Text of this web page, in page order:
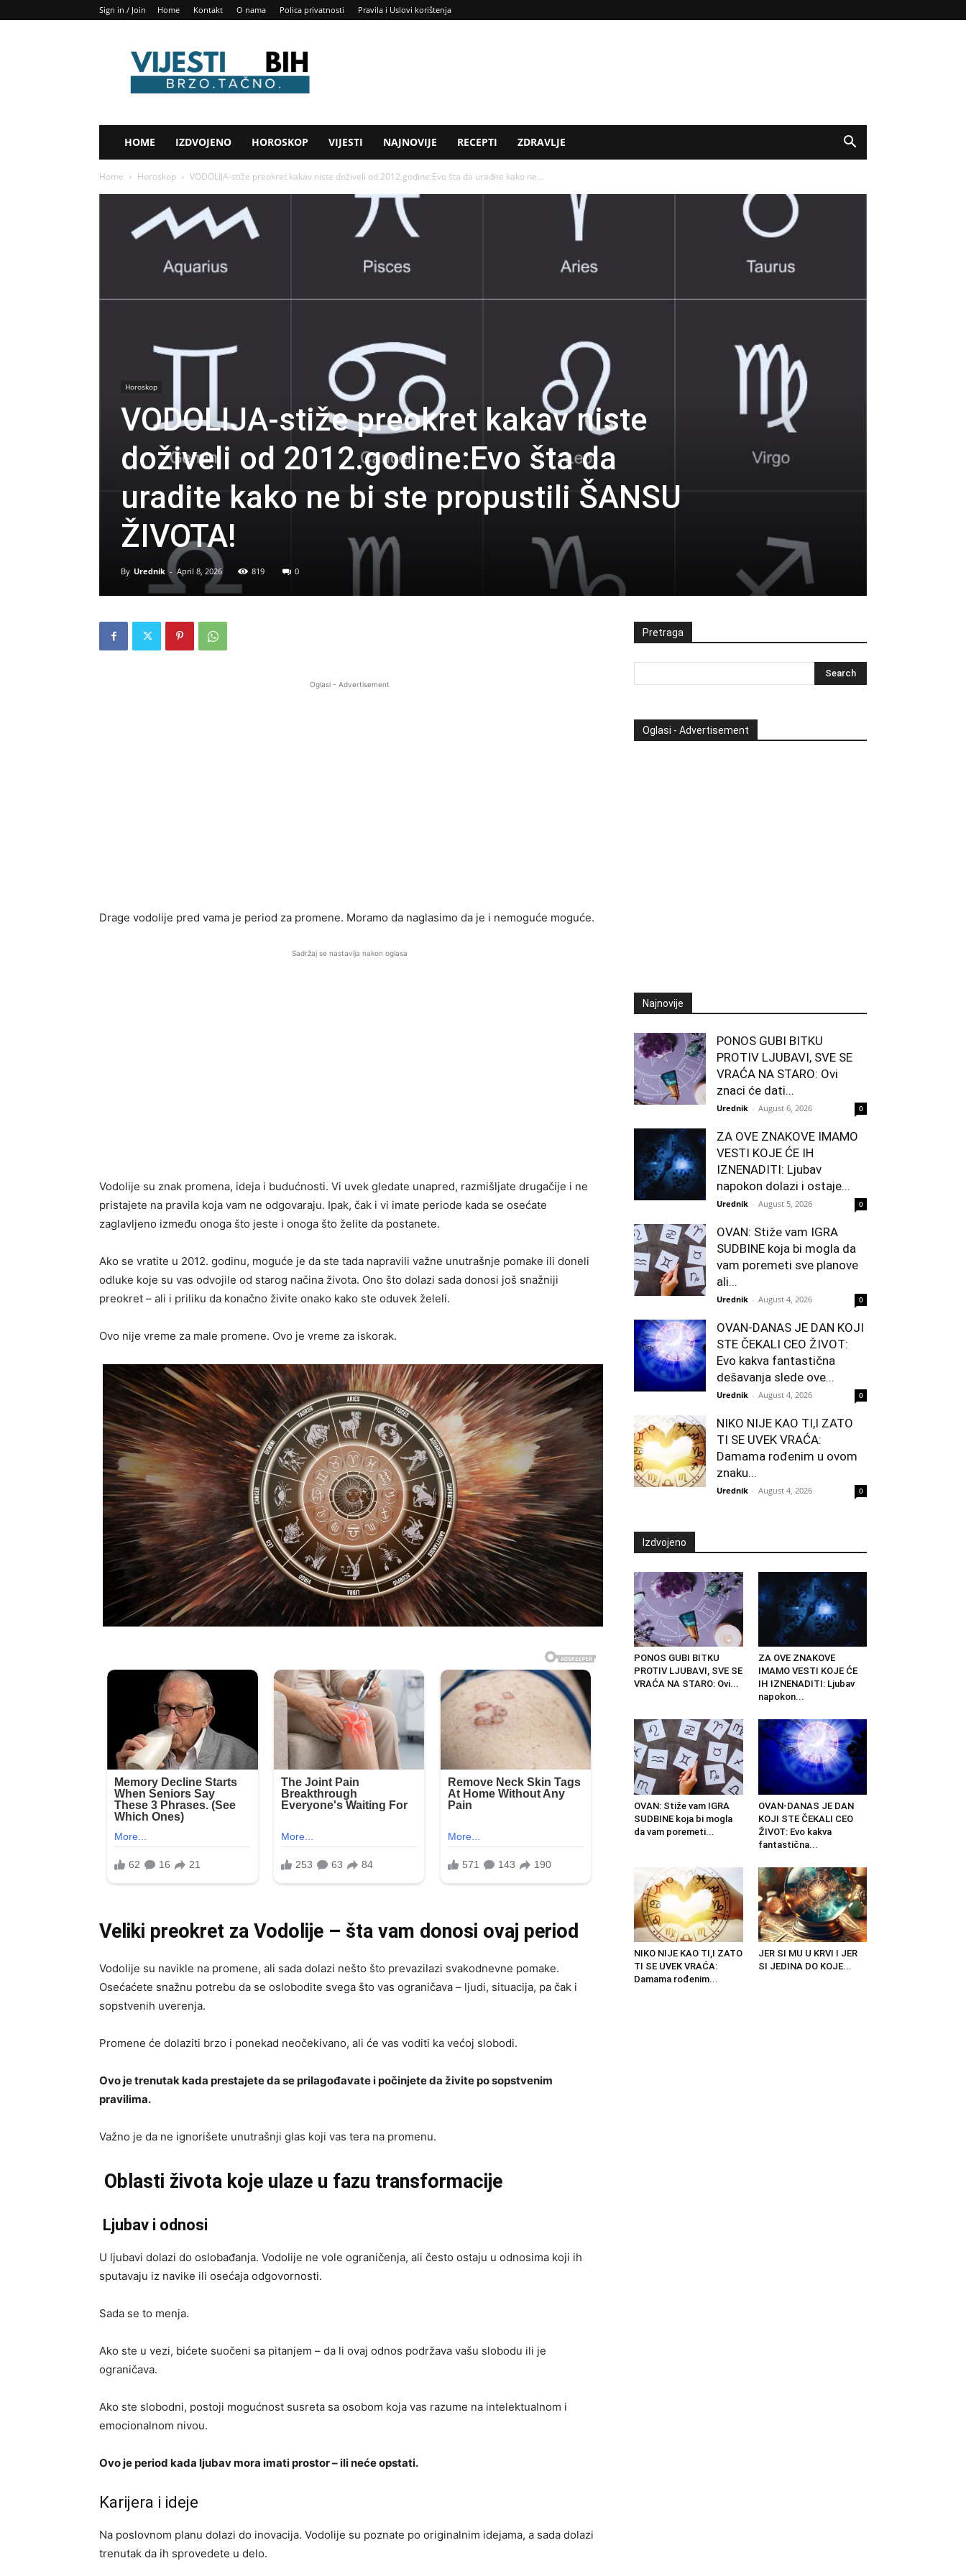
Sign in / Join Home Kontakt O nama Polica privatnosti Pravila i Uslovi korištenja
BIH
HOME IZDVOJENO HOROSKOP VIJESTI NAJNOVIJE RECEPTI ZDRAVLJE
Home Horoskop VODOLIJA-stiže preokret kakav niste doživeli od 2012.godine:Evo šta da uradite kako ne...
Horoskop
VODOLIJA-stiže preokret kakav niste
doživeli od 2012.godine:Evo šta da
uradite kako ne bi ste propustili ŠANSU
ŽIVOTA!
By Urednik - April 8, 2026 819 0
Oglasi - Advertisement
Drage vodolije pred vama je period za promene. Moramo da naglasimo da je i nemoguće moguće.
Sadržaj se nastavlja nakon oglasa
Vodolije su znak promena, ideja i budućnosti. Vi uvek gledate unapred, razmišljate drugačije i ne
pristajete na pravila koja vam ne odgovaraju. Ipak, čak i vi imate periode kada se osećate
zaglavljeno između onoga što jeste i onoga što želite da postanete.
Ako se vratite u 2012. godinu, moguće je da ste tada napravili važne unutrašnje pomake ili doneli
odluke koje su vas odvojile od starog načina života. Ono što dolazi sada donosi još snažniji
preokret – ali i priliku da konačno živite onako kako ste oduvek želeli.
Ovo nije vreme za male promene. Ovo je vreme za iskorak.
Veliki preokret za Vodolije – šta vam donosi ovaj period
Vodolije su navikle na promene, ali sada dolazi nešto što prevazilazi svakodnevne pomake.
Osećaćete snažnu potrebu da se oslobodite svega što vas ograničava – ljudi, situacija, pa čak i
sopstvenih uverenja.
Promene će dolaziti brzo i ponekad neočekivano, ali će vas voditi ka većoj slobodi.
Ovo je trenutak kada prestajete da se prilagođavate i počinjete da živite po sopstvenim
pravilima.
Važno je da ne ignorišete unutrašnji glas koji vas tera na promenu.
Oblasti života koje ulaze u fazu transformacije
Ljubav i odnosi
U ljubavi dolazi do oslobađanja. Vodolije ne vole ograničenja, ali često ostaju u odnosima koji ih
sputavaju iz navike ili osećaja odgovornosti.
Sada se to menja.
Ako ste u vezi, bićete suočeni sa pitanjem – da li ovaj odnos podržava vašu slobodu ili je
ograničava.
Ako ste slobodni, postoji mogućnost susreta sa osobom koja vas razume na intelektualnom i
emocionalnom nivou.
Ovo je period kada ljubav mora imati prostor – ili neće opstati.
Karijera i ideje
Na poslovnom planu dolazi do inovacija. Vodolije su poznate po originalnim idejama, a sada dolazi
trenutak da ih sprovedete u delo.
Pretraga
Oglasi - Advertisement
Najnovije
PONOS GUBI BITKU
PROTIV LJUBAVI, SVE SE
VRAĆA NA STARO: Ovi
znaci će dati...
Urednik - August 6, 2026 0
ZA OVE ZNAKOVE IMAMO
VESTI KOJE ĆE IH
IZNENADITI: Ljubav
napokon dolazi i ostaje...
Urednik - August 5, 2026 0
OVAN: Stiže vam IGRA
SUDBINE koja bi mogla da
vam poremeti sve planove
ali...
Urednik - August 4, 2026 0
OVAN-DANAS JE DAN KOJI
STE ČEKALI CEO ŽIVOT:
Evo kakva fantastična
dešavanja slede ove...
Urednik - August 4, 2026 0
NIKO NIJE KAO TI,I ZATO
TI SE UVEK VRAĆA:
Damama rođenim u ovom
znaku...
Urednik - August 4, 2026 0
Izdvojeno
PONOS GUBI BITKU
PROTIV LJUBAVI, SVE SE
VRAĆA NA STARO: Ovi...
ZA OVE ZNAKOVE
IMAMO VESTI KOJE ĆE
IH IZNENADITI: Ljubav
napokon...
OVAN: Stiže vam IGRA
SUDBINE koja bi mogla
da vam poremeti...
OVAN-DANAS JE DAN
KOJI STE ČEKALI CEO
ŽIVOT: Evo kakva
fantastična...
NIKO NIJE KAO TI,I ZATO
TI SE UVEK VRAĆA:
Damama rođenim...
JER SI MU U KRVI I JER
SI JEDINA DO KOJE...